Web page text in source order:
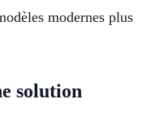
modernes plus
solution